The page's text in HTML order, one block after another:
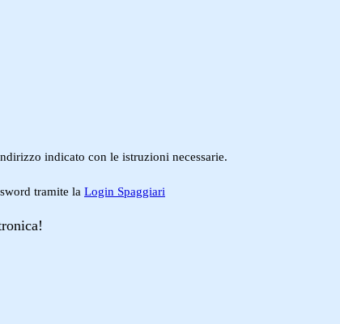
indicato con le istruzioni necessarie.
tramite la Login Spaggiari